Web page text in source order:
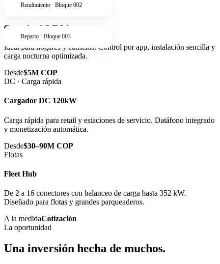
Rendimiento · Bloque 002
Reparto · Bloque 003
AC · Residencial
Cargador AC 7kW
Ideal para hogares y edificios. Control por app, instalación sencilla y
carga nocturna optimizada.
Desde$5M COP
DC · Carga rápida
Cargador DC 120kW
Carga rápida para retail y estaciones de servicio. Datáfono integrado
y monetización automática.
Desde$30–90M COP
Flotas
Fleet Hub
De 2 a 16 conectores con balanceo de carga hasta 352 kW.
Diseñado para flotas y grandes parqueaderos.
A la medidaCotización
La oportunidad
Una inversión hecha de muchos.